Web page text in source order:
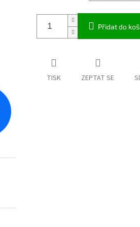
Přidat do
TISK ZEPTAT SE